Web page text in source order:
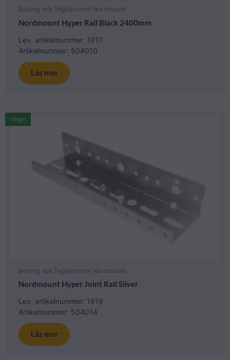
Betong och Tegelpannor Nordmount
Nordmount Hyper Rail Black 2400mm
Lev. artikelnummer: 1917
Artikelnummer: 504010
Läs mer
Betong och Tegelpannor Nordmount
Nordmount Hyper Joint Rail Silver
Lev. artikelnummer: 1919
Artikelnummer: 504014
I lager
Läs mer